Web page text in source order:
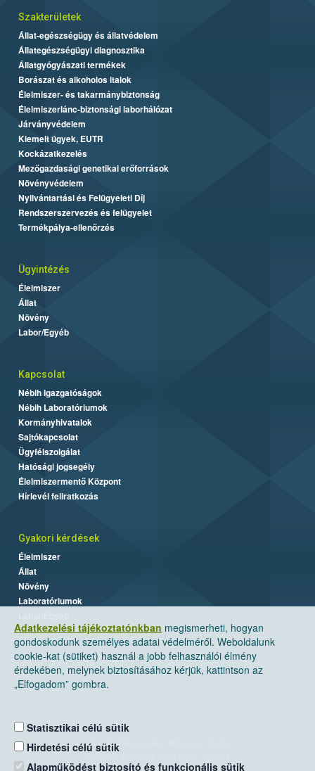
Adatkezelési tájékoztatónkban megismerheti, hogyan
gondoskodunk személyes adatai védelméről. Weboldalunk
cookie-kat (sütiket) használ a jobb felhasználói élmény
érdekében, melynek biztosításához kérjük, kattintson az
„Elfogadom” gombra.
Statisztikai célú sütik
Hirdetési célú sütik
Alapműködést biztosító és funkcionális sütik
Szakterületek
Állat-egészségügy és állatvédelem
Állategészségügyi diagnosztika
Állatgyógyászati termékek
Borászat és alkoholos italok
Élelmiszer- és takarmánybiztonság
Élelmiszerlánc-biztonsági laborhálózat
Járványvédelem
Kiemelt ügyek, EUTR
Kockázatkezelés
Mezőgazdasági genetikai erőforrások
Növényvédelem
Nyilvántartási és Felügyeleti Díj
Rendszerszervezés és felügyelet
Termékpálya-ellenőrzés
Ügyintézés
Élelmiszer
Állat
Növény
Labor/Egyéb
Kapcsolat
Nébih Igazgatóságok
Nébih Laboratóriumok
Kormányhivatalok
Sajtókapcsolat
Ügyfélszolgálat
Hatósági jogsegély
Élelmiszermentő Központ
Hírlevél feliratkozás
Gyakori kérdések
Élelmiszer
Állat
Növény
Laboratóriumok
Nemzeti Élelmiszerlánc-biztonsági Hivatal